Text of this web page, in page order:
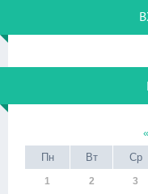
«
Пн
Вт Ср
1 2 3